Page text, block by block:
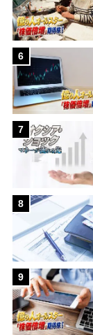
6
7
8
9